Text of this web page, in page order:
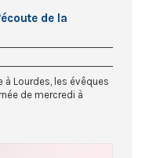
de la
à Lourdes, les évêques
de mercredi à